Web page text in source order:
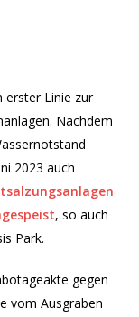
erster Linie zur
Nachdem
2023 auch
, so auch
Park.
gegen
vom Ausgraben